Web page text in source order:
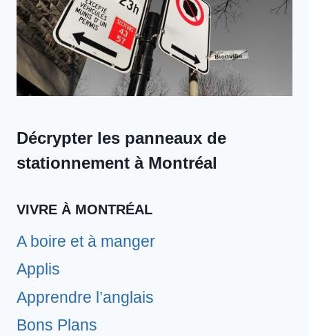
Décrypter les panneaux de
stationnement à Montréal
VIVRE À MONTRÉAL
A boire et à manger
Applis
Apprendre l’anglais
Bons Plans